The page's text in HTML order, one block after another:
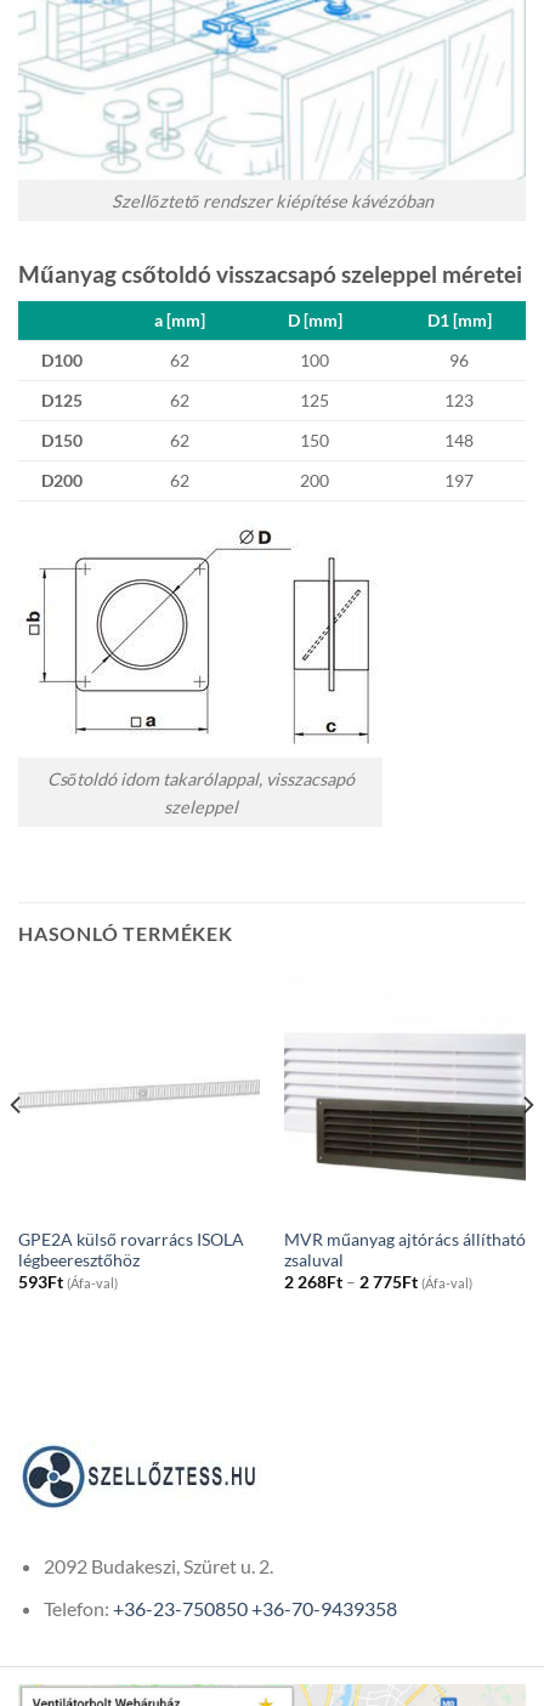
Szellőztető rendszer kiépítése kávézóban
Műanyag csőtoldó visszacsapó szeleppel méretei
D100 62 100
96
D125
62 125
123
D150
62 150
148
D200
62 200 197
a [mm] D [mm] D1 [mm]
Csőtoldó idom takarólappal, visszacsapó
szeleppel
HASONLÓ TERMÉKEK
GPE2A külső rovarrács ISOLA
légbeeresztőhöz
593Ft (Áfa-val)
MVR műanyag ajtórács állítható
zsaluval
2 268Ft – 2 775FtPrice
range:
(Áfa-val)
2092 Budakeszi, Szüret u. 2.
Telefon: +36-23-750850+36-70-9439358